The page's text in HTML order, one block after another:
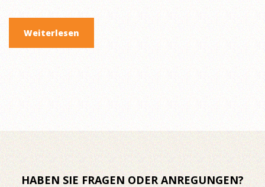
Weiterlesen
HABEN SIE FRAGEN ODER ANREGUNGEN?